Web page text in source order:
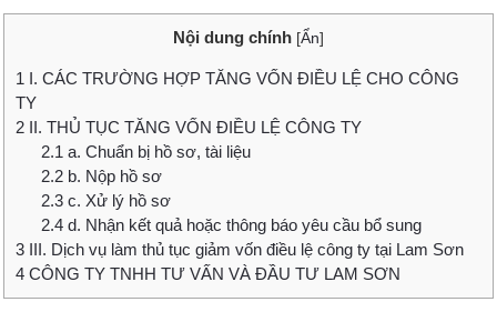
Nội dung chính [Ẩn]
1 I. CÁC TRƯỜNG HỢP TĂNG VỐN ĐIỀU LỆ CHO CÔNG
TY
2 II. THỦ TỤC TĂNG VỐN ĐIỀU LỆ CÔNG TY
2.1 a. Chuẩn bị hồ sơ, tài liệu
2.2b. Nộp hồ sơ
2.3c. Xử lý hồ sơ
2.4d. Nhận kết quả hoặc thông báo yêu cầu bổ sung
3 III. Dịch vụ làm thủ tục giảm vốn điều lệ công ty tại Lam Sơn
4 CÔNG TY TNHH TƯ VẤN VÀ ĐẦU TƯ LAM SƠN